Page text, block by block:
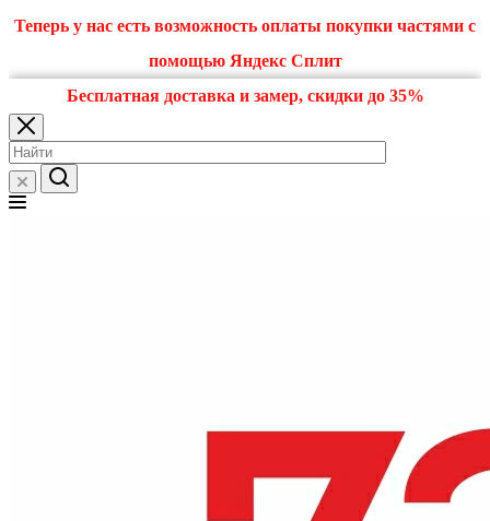
Теперь у нас есть возможность оплаты покупки частями с
помощью Яндекс Сплит
Бесплатная доставка и замер, скидки до 35%